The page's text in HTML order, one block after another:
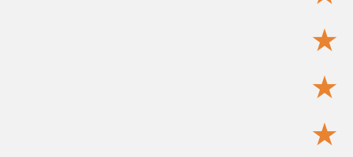
★
★
★